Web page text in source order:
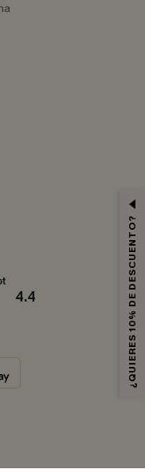
4.4 ¿QUIERES 10% DE DESCUENTO?